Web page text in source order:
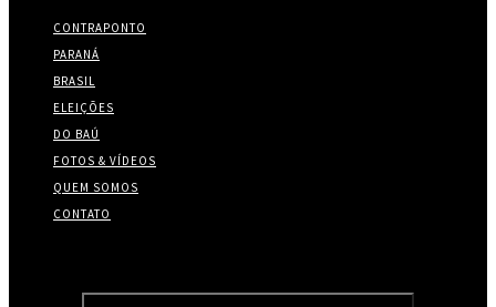
CONTRAPONTO
PARANÁ
BRASIL
ELEIÇÕES
DO BAÚ
FOTOS & VÍDEOS
QUEM SOMOS
CONTATO
Twitter